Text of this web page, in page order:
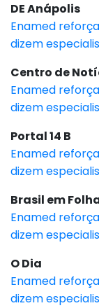
DE Anápolis
Enamed
dizem
Centro de
Enamed
dizem
Portal 14 B
Enamed
dizem
Brasil em
Enamed
dizem
O Dia
Enamed
dizem